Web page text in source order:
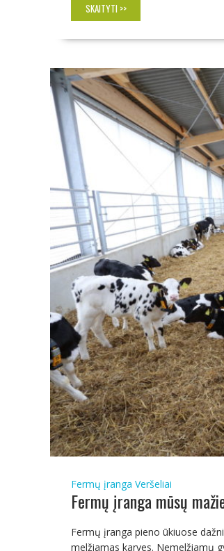
SKAITYTI >>
Fermų įranga Veršeliai
Fermų įranga mūsų
Fermų įranga pieno ūkiuose
melžiamas karves. Nemelžiamų